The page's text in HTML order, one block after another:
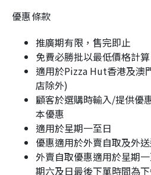
優惠條款
推廣期有限，售完即止
免費必勝批以最低價格計算
適用於Pizza Hut香港及澳
店除外)
顧客於選購時輸入/提供優
本優惠
適用於星期一至日
優惠適用於外賣自取及外
外賣自取優惠適用於星期
期六及日最後下單時間為